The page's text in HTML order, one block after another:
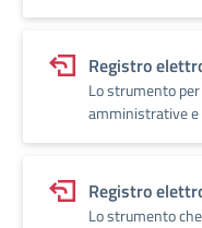
Registro
Lo strumento
amministrative e
Registro
Lo strumento